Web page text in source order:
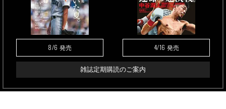
8/6 発売 4/16 発売
雑誌定期購読のご案内